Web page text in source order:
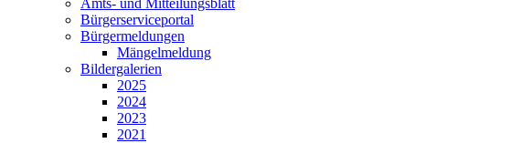
Amts- und Mitteilungsblatt
Bürgerserviceportal
Bürgermeldungen
Mängelmeldung
Bildergalerien
2025
2024
2023
2021